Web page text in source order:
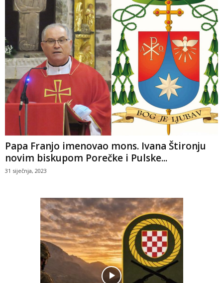
Papa Franjo imenovao mons. Ivana Štironju
novim biskupom Porečke i Pulske...
31 siječnja, 2023